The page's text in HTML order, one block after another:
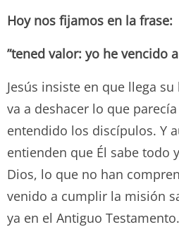
Hoy nos fijamos en la frase:
”tened valor: yo he vencido
Jesús insiste en que llega
va a deshacer lo que
entendido los discípulos. Y
entienden que Él sabe todo
Dios, lo que no han
venido a cumplir la misión
ya en el Antiguo Testamento.